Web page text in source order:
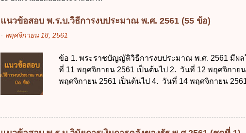
แนวข้อสอบ พ.ร.บ.วิธีการงบประมาณ พ.ศ. 2561 (55 ข้อ)
- พฤศจิกายน 18, 2561
ข้อ 1. พระราชบัญญัติวิธีการงบประมาณ พ.ศ. 2561 มีผล
ที่ 11 พฤศจิกายน 2561 เป็นต้นไป 2. วันที่ 12 พฤศจิกาย
พฤศจิกายน 2561 เป็นต้นไป 4. วันที่ 14 พฤศจิกายน
วิธีการงบประมาณ พ.ศ. 2502 2. พระราชบัญญัติวิธีกา
2511 3. พระราชบัญญัติวิธีการงบประมาณ (ฉบับที่ 6) พ.
คณะปฏิวัติ ฉบับที่ 203 ลงวันที่ 31 สิงหาคม 2515 ข้อ 3.